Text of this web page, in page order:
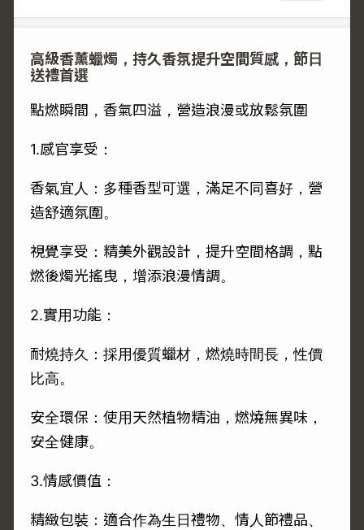
高級香薰蠟燭，持久香氛提升空間質感，節日
送禮首選
點燃瞬間，香氣四溢，營造浪漫或放鬆氛圍
1.感官享受：
香氣宜人：多種香型可選，滿足不同喜好，營
造舒適氛圍。
視覺享受：精美外觀設計，提升空間格調，點
燃後燭光搖曳，增添浪漫情調。
2.實用功能：
耐燒持久：採用優質蠟材，燃燒時間長，性價
比高。
安全環保：使用天然植物精油，燃燒無異味，
安全健康。
3.情感價值：
精緻包裝：適合作為生日禮物、情人節禮品、